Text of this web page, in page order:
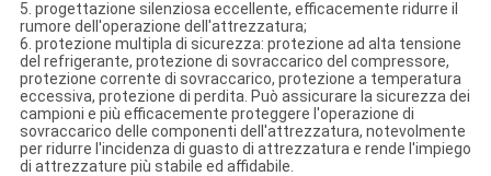
5. progettazione silenziosa eccellente, efficacemente ridurre il
rumore dell'operazione dell'attrezzatura;
6. protezione multipla di sicurezza: protezione ad alta tensione
del refrigerante, protezione di sovraccarico del compressore,
protezione corrente di sovraccarico, protezione a temperatura
eccessiva, protezione di perdita. Può assicurare la sicurezza dei
campioni e più efficacemente proteggere l'operazione di
sovraccarico delle componenti dell'attrezzatura, notevolmente
per ridurre l'incidenza di guasto di attrezzatura e rende l'impiego
di attrezzature più stabile ed affidabile.